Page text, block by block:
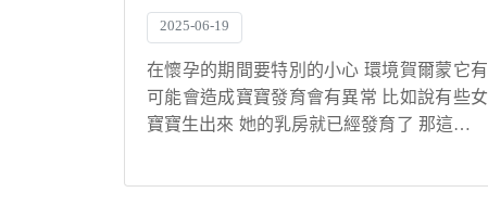
2025-06-19
在懷孕的期間要特別的小心 環境賀爾蒙它有
可能會造成寶寶發育會有異常 比如說有些女
寶寶生出來 她的乳房就已經發育了 那這可能